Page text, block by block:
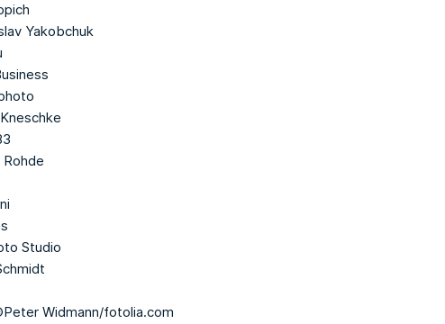
Yakobchuk
Studio
Widmann/fotolia.com